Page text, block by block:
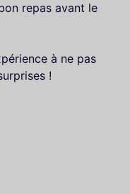
repas avant le
à ne pas
!